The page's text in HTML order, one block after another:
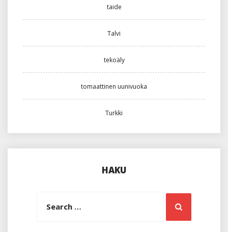
taide
Talvi
tekoäly
tomaattinen uunivuoka
Turkki
HAKU
Search